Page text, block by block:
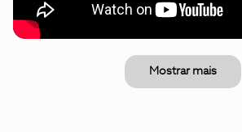
Mostrar mais